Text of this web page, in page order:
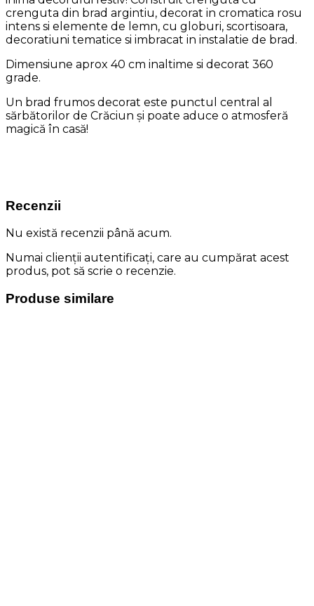
crenguta din brad argintiu, decorat in cromatica rosu
intens si elemente de lemn, cu globuri, scortisoara,
decoratiuni tematice si imbracat in instalatie de brad.
Dimensiune aprox 40 cm inaltime si decorat 360
grade.
Un brad frumos decorat este punctul central al
sărbătorilor de Crăciun și poate aduce o atmosferă
magică în casă!
Recenzii
Nu există recenzii până acum.
Numai clienții autentificați, care au cumpărat acest
produs, pot să scrie o recenzie.
Produse similare